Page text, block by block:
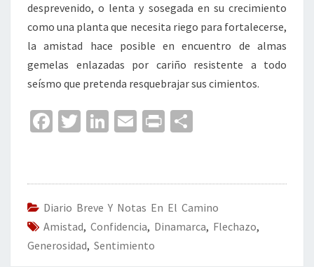
desprevenido, o lenta y sosegada en su crecimiento
como una planta que necesita riego para fortalecerse,
la amistad hace posible en encuentro de almas
gemelas enlazadas por cariño resistente a todo
seísmo que pretenda resquebrajar sus cimientos.
Fa
o
o
k
T
er
Li
dI
n
E
l
Pr
p
ar
tir
Diario Breve Y Notas En El Camino
Amistad, Confidencia, Dinamarca, Flechazo,
Generosidad, Sentimiento